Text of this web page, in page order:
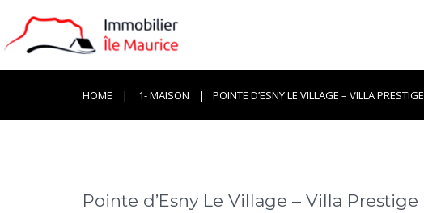
HOME 1- MAISON POINTE D’ESNY LE VILLAGE – VILLA PRESTIGE
Pointe d’Esny Le Village – Villa Prestige